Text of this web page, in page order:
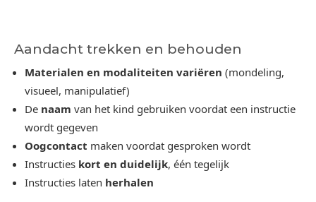
Aandacht trekken en behouden
Materialen en modaliteiten variëren (mondeling,
visueel, manipulatief)
De naam van het kind gebruiken voordat een instructie
wordt gegeven
Oogcontact maken voordat gesproken wordt
Instructies kort en duidelijk, één tegelijk
Instructies laten herhalen